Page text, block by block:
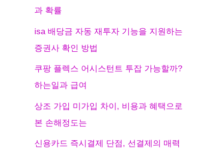
과 확률
isa 배당금 자동 재투자 기능을 지원하는
증권사 확인 방법
쿠팡 플렉스 어시스턴트 투잡 가능할까?
하는일과 급여
상조 가입 미가입 차이, 비용과 혜택으로
본 손해정도는
신용카드 즉시결제 단점, 선결제의 매력